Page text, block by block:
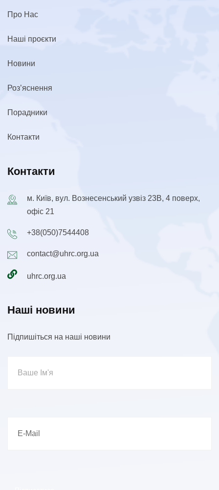
Про Нас
Наші проєкти
Новини
Роз’яснення
Порадники
Контакти
Контакти
м. Київ, вул. Вознесенський узвіз 23В, 4 поверх,
офіс 21
+38(050)7544408
contact@uhrc.org.ua
uhrc.org.ua
Наші новини
Підпишіться на наші новини